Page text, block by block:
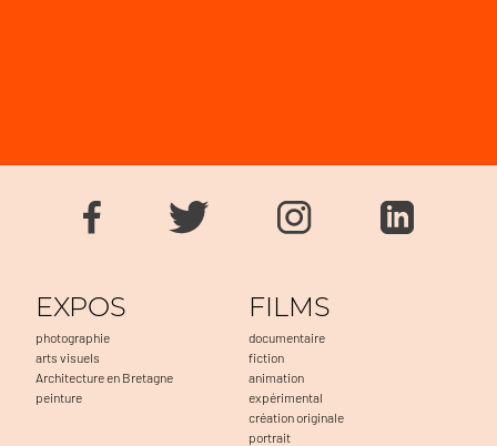
EXPOS
photographie
arts visuels
Architecture en Bretagne
peinture
FILMS
documentaire
fiction
animation
expérimental
création originale
portrait